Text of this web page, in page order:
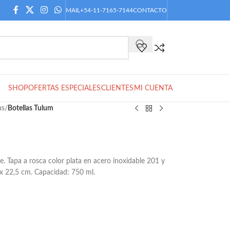
MAIL +54-11-7165-7144CONTACTO
SHOPOFERTAS ESPECIALESCLIENTES MI CUENTA
/ Botellas Tulum
Tapa a rosca color plata en acero inoxidable 201 y
22,5 cm. Capacidad: 750 ml.